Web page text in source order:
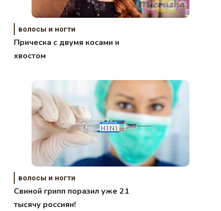
волосы и ногти
Прическа с двумя косами и
хвостом
волосы и ногти
Свиной грипп поразил уже 21
тысячу россиян!